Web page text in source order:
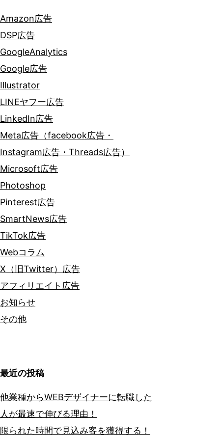
Amazon広告
DSP広告
GoogleAnalytics
Google広告
Illustrator
LINEヤフー広告
LinkedIn広告
Meta広告（facebook広告・
Instagram広告・Threads広告）
Microsoft広告
Photoshop
Pinterest広告
SmartNews広告
TikTok広告
Webコラム
X（旧Twitter）広告
アフィリエイト広告
お知らせ
その他
最近の投稿
他業種からWEBデザイナーに転職した
人が最速で伸びる理由！
限られた時間で見込み客を獲得する！